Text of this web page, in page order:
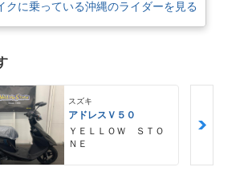
クに乗っている沖縄のライダーを見る
スズキ
アドレスＶ５０
ＹＥＬＬＯＷ ＳＴＯ
ＮＥ